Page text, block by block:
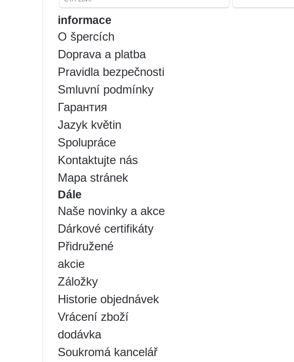
informace
O špercích
Doprava a platba
Pravidla bezpečnosti
Smluvní podmínky
Гарантия
Jazyk květin
Spolupráce
Kontaktujte nás
Mapa stránek
Dále
Naše novinky a akce
Dárkové certifikáty
Přidružené
akcie
Záložky
Historie objednávek
Vrácení zboží
dodávka
Soukromá kancelář